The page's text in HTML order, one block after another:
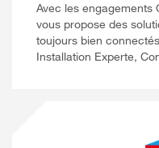
Avec les engagements
vous propose des
toujours bien
Installation Experte,